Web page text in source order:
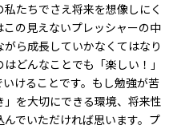
たちでさえ将来を想像しにく
の見えないプレッシャーの中
ら成長していかなくてはなり
どんなことでも「楽しい！」
けることです。もし勉強が苦
を大切にできる環境、将来性
でいただければ思います。プ